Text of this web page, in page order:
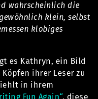
wahrscheinlich die
klein, selbst
klobiges
es Kathryn, ein Bild
ihrer Leser zu
in ihrem
Fun Again“, diese